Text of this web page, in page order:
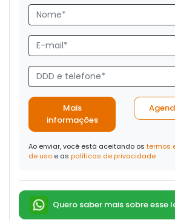
Mais
informações
Ao enviar, você está aceitando os termos
de uso e as políticas de privacidade
Quero saber mais sobre esse